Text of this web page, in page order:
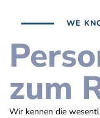
WE
zum
Wir kennen die